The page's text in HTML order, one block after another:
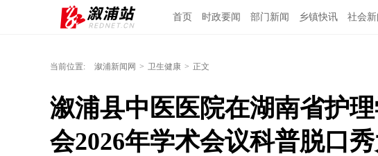
首页 时政要闻 部门新闻 乡镇快讯 社会新
当前位置: 溆浦新闻网 > 卫生健康 > 正文
溆浦县中医医院在湖南省护
会2026年学术会议科普脱口